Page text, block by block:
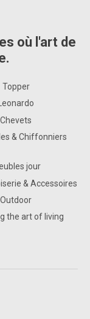
où l'art de
Topper
Leonardo
Chevets
& Chiffonniers
jour
& Accessoires
Outdoor
the art of living